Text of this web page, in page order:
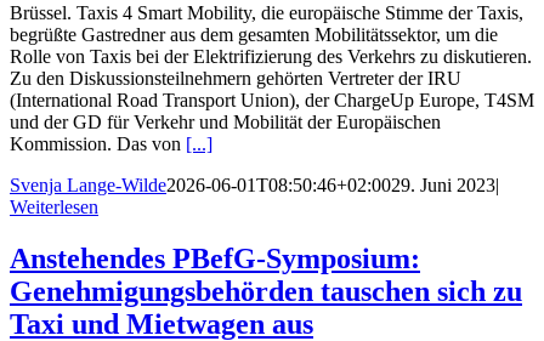
Brüssel. Taxis 4 Smart Mobility, die europäische Stimme der Taxis,
begrüßte Gastredner aus dem gesamten Mobilitätssektor, um die
Rolle von Taxis bei der Elektrifizierung des Verkehrs zu diskutieren.
Zu den Diskussionsteilnehmern gehörten Vertreter der IRU
(International Road Transport Union), der ChargeUp Europe, T4SM
und der GD für Verkehr und Mobilität der Europäischen
Kommission. Das von [...]
Svenja Lange-Wilde2026-06-01T08:50:46+02:0029. Juni 2023|
Weiterlesen
Anstehendes PBefG-Symposium:
Genehmigungsbehörden tauschen sich zu
Taxi und Mietwagen aus